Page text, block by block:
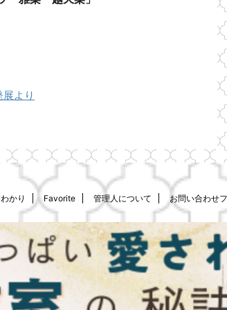
より
かり Favorite 管理人について お問い合わせ